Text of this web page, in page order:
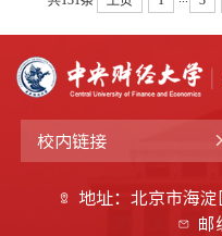
校内链接
地址：北京市海
邮